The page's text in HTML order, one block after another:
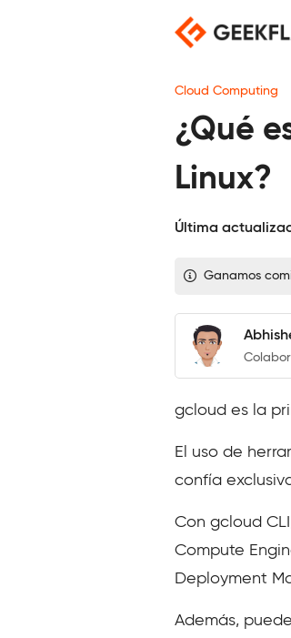
Cloud Computing
¿Qué
Linux?
Última
Ganamos
gcloud es la
El uso de
confía
Con gcloud
Compute
Deployment
Además,